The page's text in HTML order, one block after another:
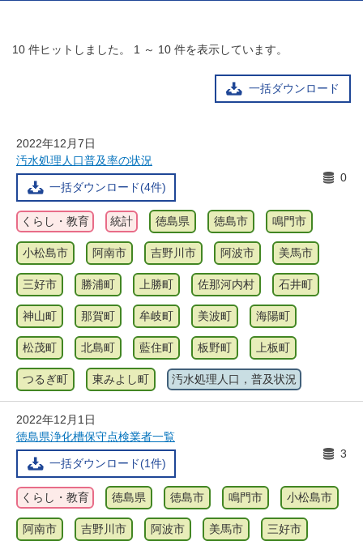
10 件ヒットしました。 1 ～ 10 件を表示しています。
一括ダウンロード
2022年12月7日
汚水処理人口普及率の状況
一括ダウンロード(4件)
0
くらし・教育 統計 徳島県 徳島市 鳴門市
小松島市 阿南市 吉野川市 阿波市 美馬市
三好市 勝浦町 上勝町 佐那河内村 石井町
神山町 那賀町 牟岐町 美波町 海陽町
松茂町 北島町 藍住町 板野町 上板町
つるぎ町 東みよし町 汚水処理人口，普及状況
2022年12月1日
徳島県浄化槽保守点検業者一覧
一括ダウンロード(1件)
3
くらし・教育 徳島県 徳島市 鳴門市 小松島市
阿南市 吉野川市 阿波市 美馬市 三好市